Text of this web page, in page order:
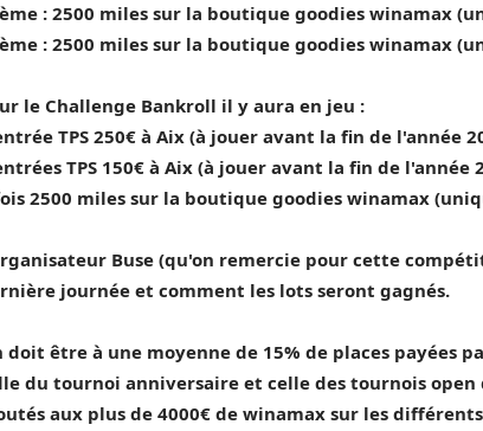
: 2500 miles sur la boutique goodies winamax
: 2500 miles sur la boutique goodies winamax
le Challenge Bankroll il y aura en jeu :
TPS 250€ à Aix (à jouer avant la fin de l'année
TPS 150€ à Aix (à jouer avant la fin de l'année
2500 miles sur la boutique goodies winamax
Buse (qu'on remercie pour cette
journée et comment les lots seront gagnés.
doit être à une moyenne de 15% de places
du tournoi anniversaire et celle des tournois open
aux plus de 4000€ de winamax sur les